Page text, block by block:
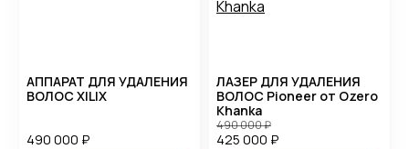
АППАРАТ ДЛЯ УДАЛЕНИЯ
ВОЛОС XILIX
490 000 ₽
ЛАЗЕР ДЛЯ УДАЛЕНИЯ
ВОЛОС Pioneer от Ozero
Khanka
425 000 ₽
490 000₽